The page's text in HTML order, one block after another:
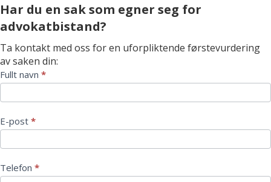
Har du en sak som egner seg for
advokatbistand?
Ta kontakt med oss for en uforpliktende førstevurdering
av saken din:
Kontaktskjema
Fullt navn *
E-post *
Telefon *